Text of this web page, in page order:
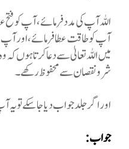
اللہ آپ کی مدد فرمائے، آپ کو
آپ کو طاقت عطا فرمائے، اور آپ
میں اللہ تعالیٰ سے دعا کرتا ہوں
شر و نقصان سے محفوظ رکھے۔
اور اگر جلد جواب دیا جا سکے تو
جواب: